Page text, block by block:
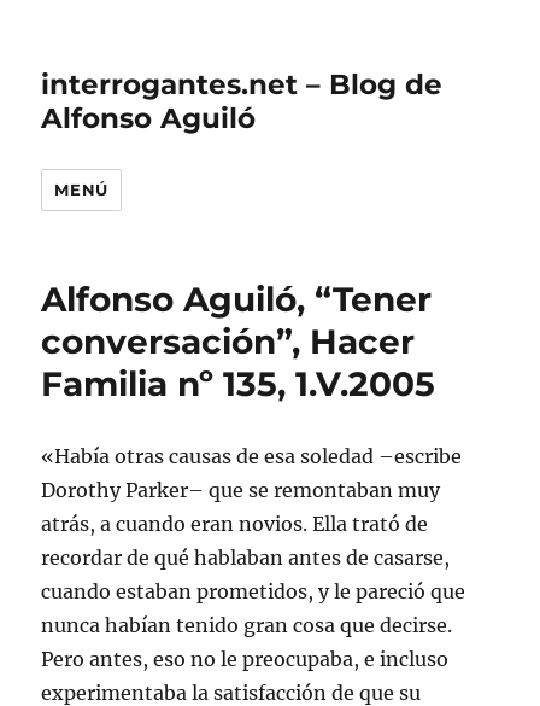
interrogantes.net – Blog de
Alfonso Aguiló
MENÚ
Alfonso Aguiló, “Tener
conversación”, Hacer
Familia nº 135, 1.V.2005
«Había otras causas de esa soledad –escribe
Dorothy Parker– que se remontaban muy
atrás, a cuando eran novios. Ella trató de
recordar de qué hablaban antes de casarse,
cuando estaban prometidos, y le pareció que
nunca habían tenido gran cosa que decirse.
Pero antes, eso no le preocupaba, e incluso
experimentaba la satisfacción de que su